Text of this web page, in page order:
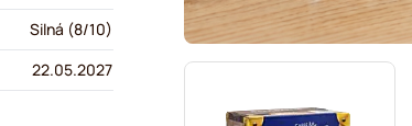
Silná (8/10)
22.05.2027